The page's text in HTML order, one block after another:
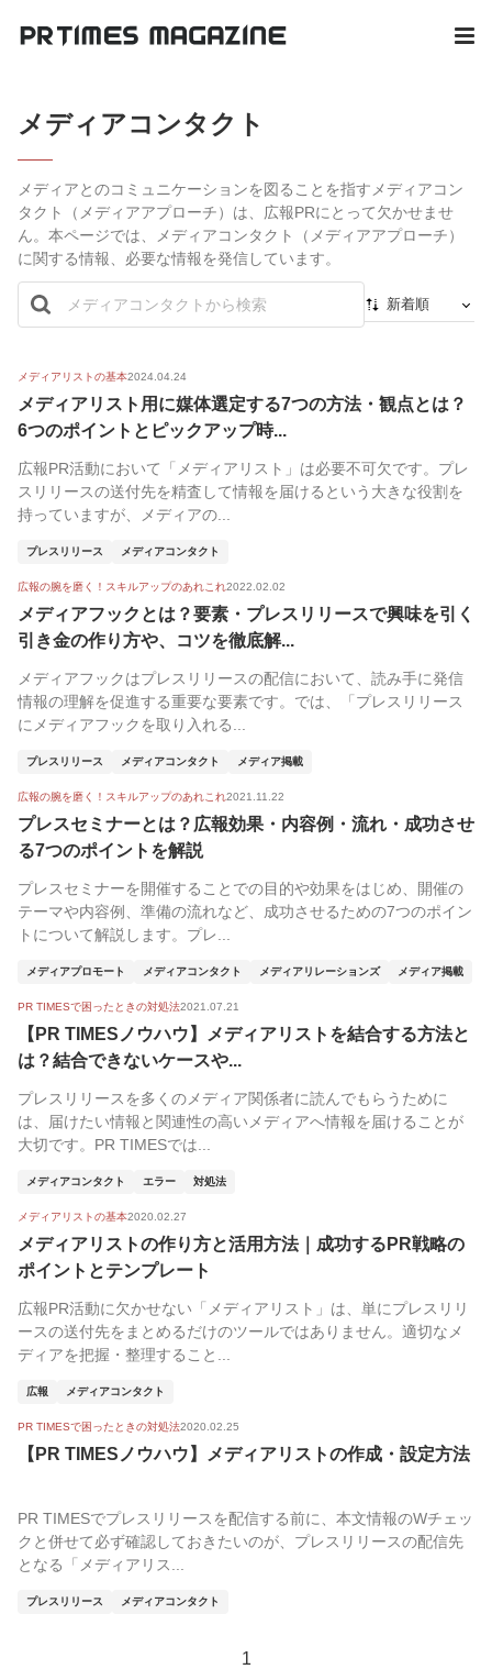
メディアコンタクト
メディアとのコミュニケーションを図ることを指すメディアコン
タクト（メディアアプローチ）は、広報PRにとって欠かせませ
ん。本ページでは、メディアコンタクト（メディアアプローチ）
に関する情報、必要な情報を発信しています。
新着順
人気順
メディアリストの基本2024.04.24
メディアリスト用に媒体選定する7つの方法・観点とは？
6つのポイントとピックアップ時...
広報PR活動において「メディアリスト」は必要不可欠です。プレ
スリリースの送付先を精査して情報を届けるという大きな役割を
持っていますが、メディアの...
プレスリリース メディアコンタクト
広報の腕を磨く！スキルアップのあれこれ2022.02.02
メディアフックとは？要素・プレスリリースで興味を引く
引き金の作り方や、コツを徹底解...
メディアフックはプレスリリースの配信において、読み手に発信
情報の理解を促進する重要な要素です。では、「プレスリリース
にメディアフックを取り入れる...
プレスリリース メディアコンタクト メディア掲載
広報の腕を磨く！スキルアップのあれこれ2021.11.22
プレスセミナーとは？広報効果・内容例・流れ・成功させ
る7つのポイントを解説
プレスセミナーを開催することでの目的や効果をはじめ、開催の
テーマや内容例、準備の流れなど、成功させるための7つのポイン
トについて解説します。プレ...
メディアプロモート メディアコンタクト メディアリレーションズ メディア掲載
PR TIMESで困ったときの対処法2021.07.21
【PR TIMESノウハウ】メディアリストを結合する方法と
は？結合できないケースや...
プレスリリースを多くのメディア関係者に読んでもらうために
は、届けたい情報と関連性の高いメディアへ情報を届けることが
大切です。PR TIMESでは...
メディアコンタクト エラー 対処法
メディアリストの基本2020.02.27
メディアリストの作り方と活用方法｜成功するPR戦略の
ポイントとテンプレート
広報PR活動に欠かせない「メディアリスト」は、単にプレスリリ
ースの送付先をまとめるだけのツールではありません。適切なメ
ディアを把握・整理すること...
広報 メディアコンタクト
PR TIMESで困ったときの対処法2020.02.25
【PR TIMESノウハウ】メディアリストの作成・設定方法
PR TIMESでプレスリリースを配信する前に、本文情報のWチェッ
クと併せて必ず確認しておきたいのが、プレスリリースの配信先
となる「メディアリス...
プレスリリース メディアコンタクト
1